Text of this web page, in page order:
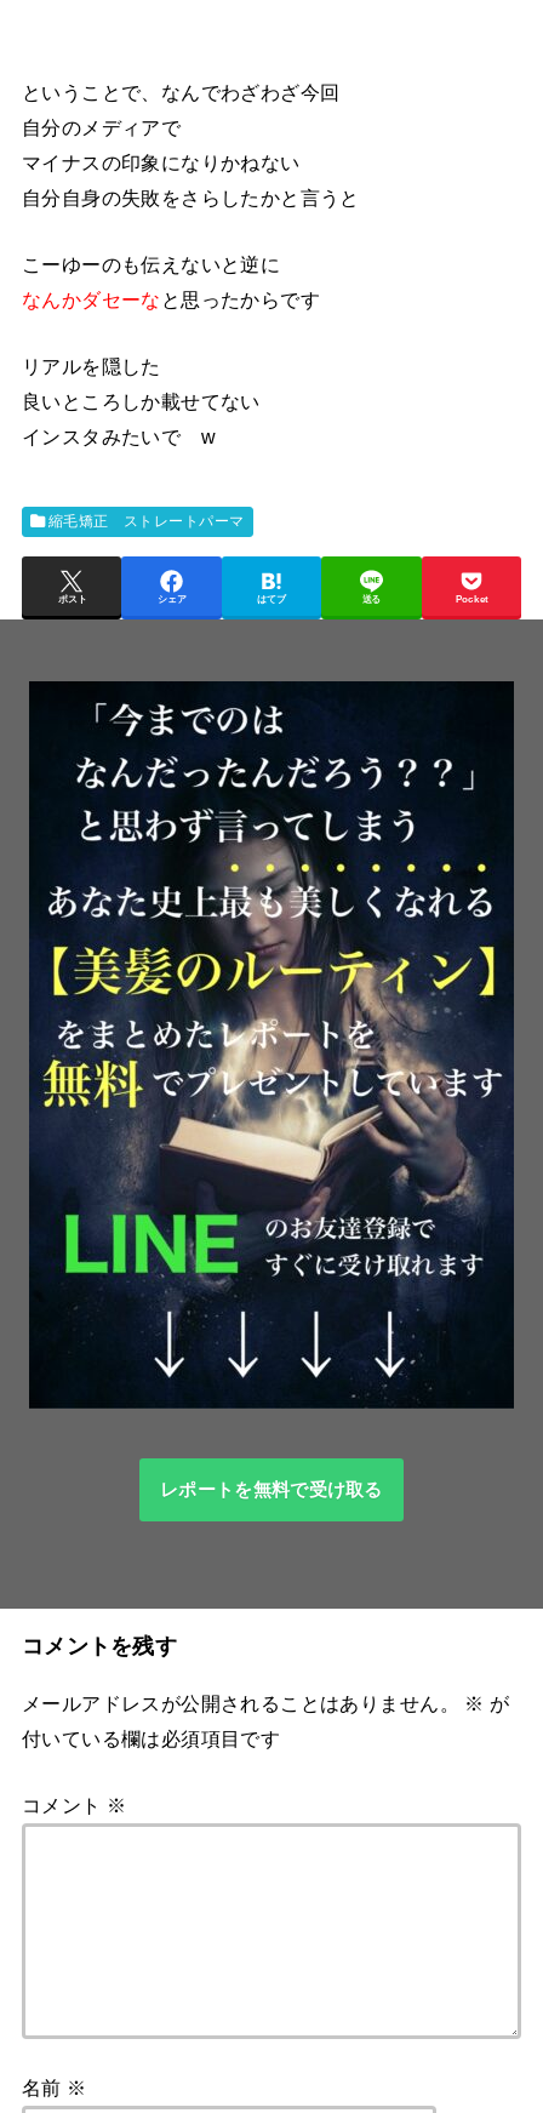
ということで、なんでわざわざ今回
自分のメディアで
マイナスの印象になりかねない
自分自身の失敗をさらしたかと言うと
こーゆーのも伝えないと逆に
なんかダセーな と思ったからです
リアルを隠した
良いところしか載せてない
インスタみたいで w
縮毛矯正 ストレートパーマ
ポスト シェア はてブ 送る Pocket
レポートを無料で受け取る
コメントを残す
メールアドレスが公開されることはありません。 ※ が
付いている欄は必須項目です
コメント ※
名前 ※